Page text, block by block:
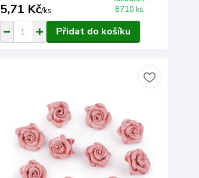
5,71 Kč/ks
8710 ks
Přidat do košíku